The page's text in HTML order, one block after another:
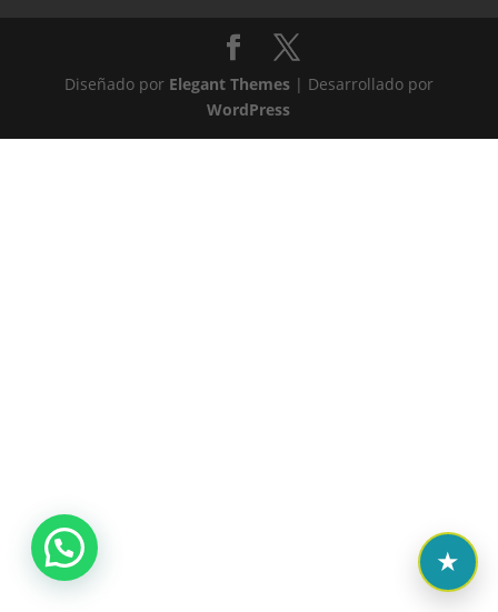
Diseñado por Elegant Themes| Desarrollado por
WordPress